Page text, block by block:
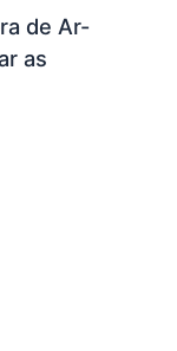
de Ar-
as